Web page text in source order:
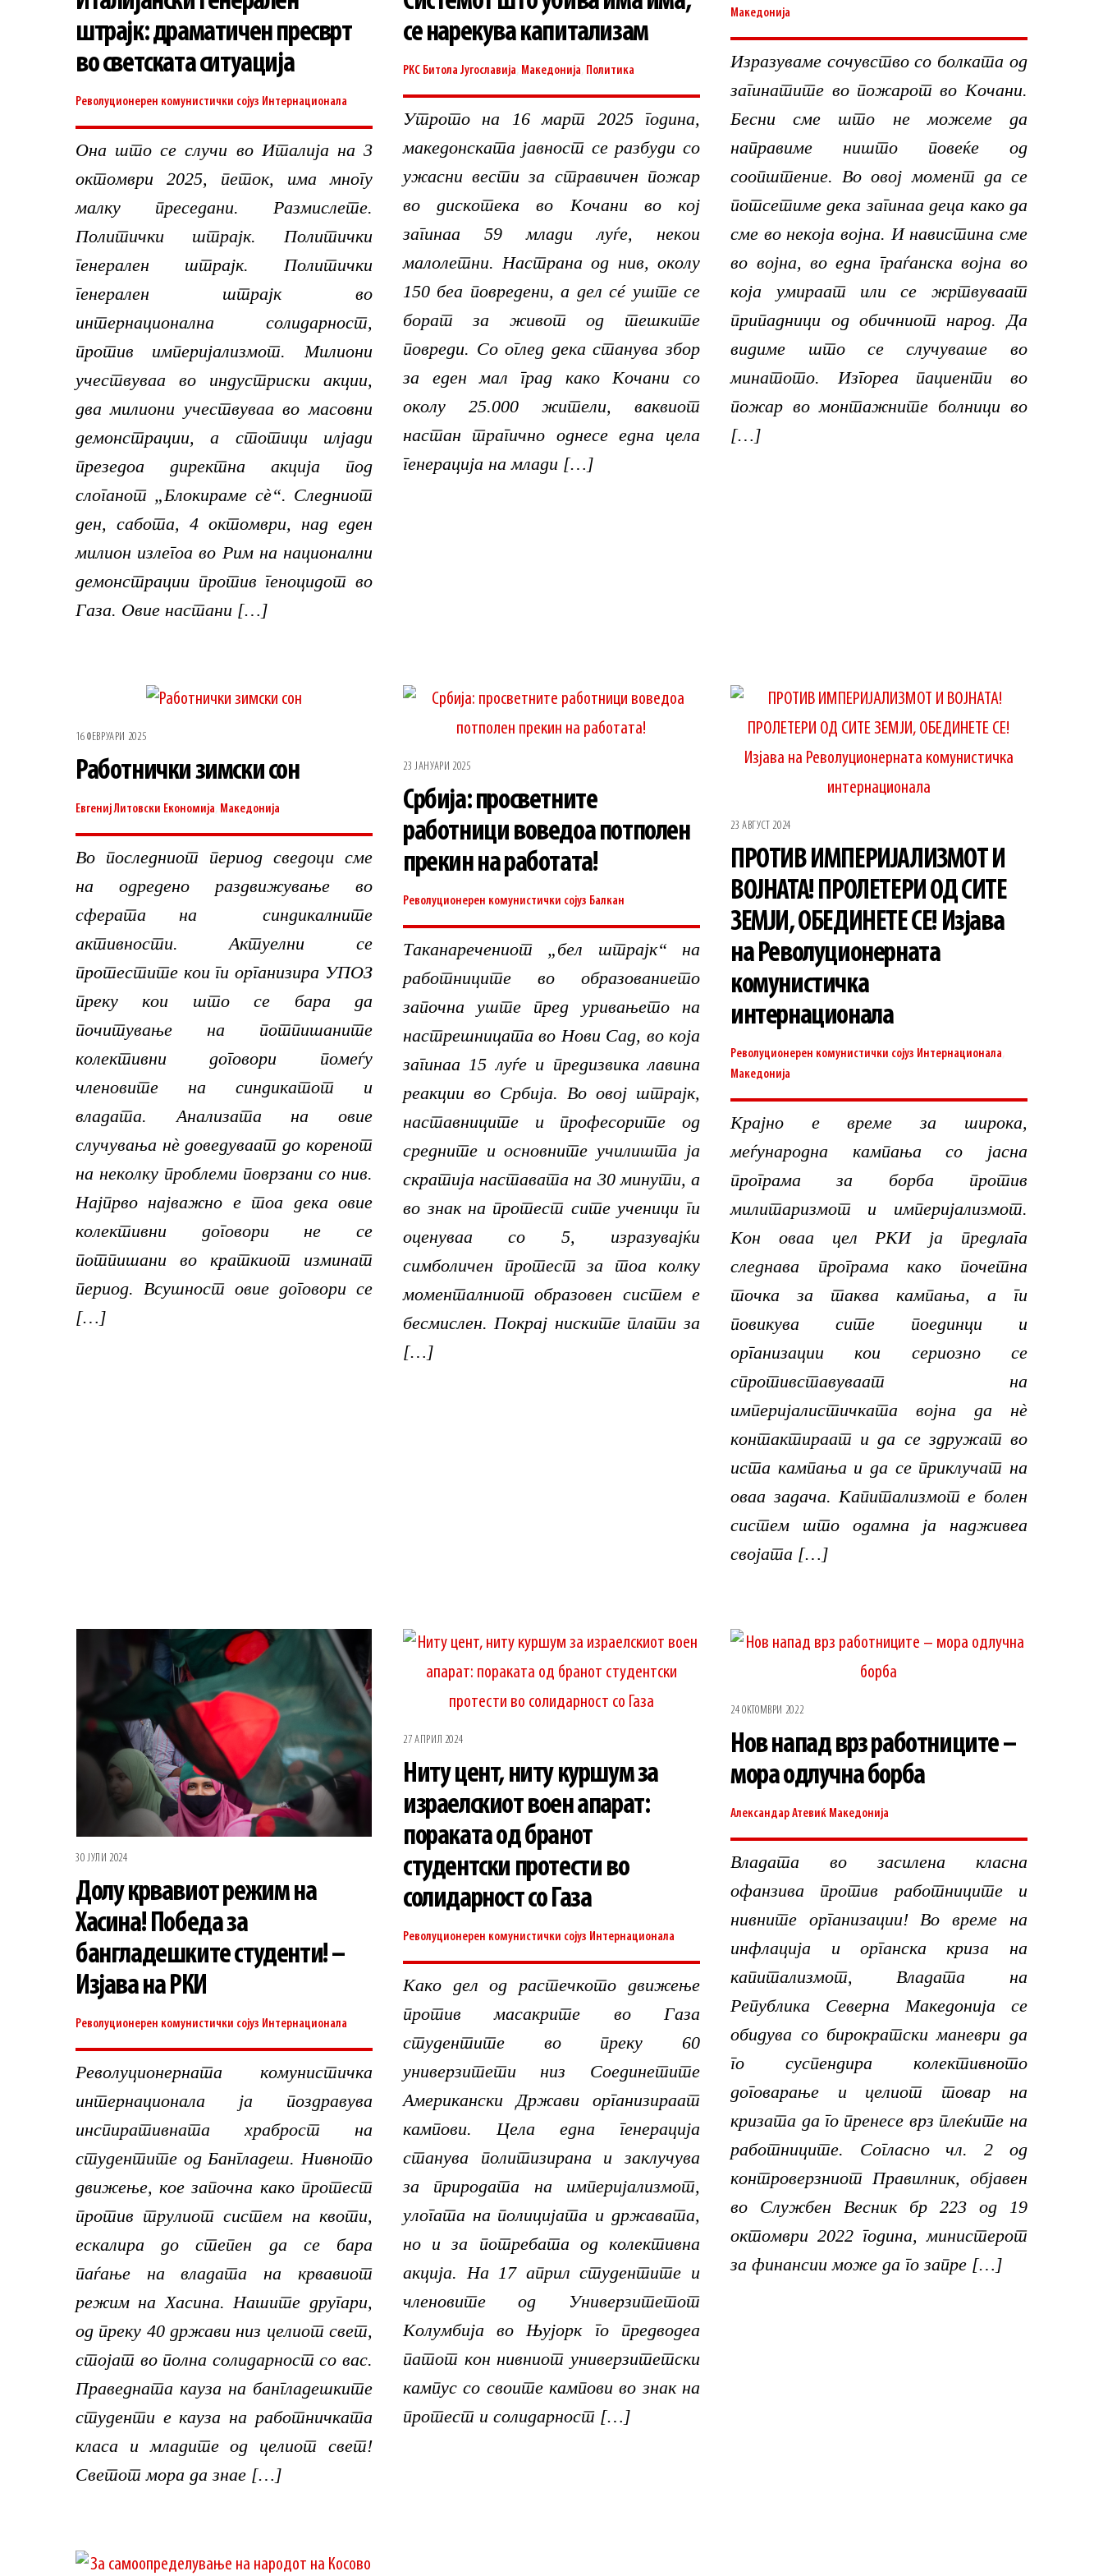
штрајк: драматичен пресврт
во светската ситуација
Револуционерен комунистички сојуз Интернационала
Она што се случи во Италија на 3
октомври 2025, петок, има многу
малку преседани. Размислете.
Политички штрајк. Политички
генерален штрајк. Политички
генерален штрајк во
интернационална солидарност,
против империјализмот. Милиони
учествуваа во индустриски акции,
два милиони учествуваа во масовни
демонстрации, а стотици илјади
презедоа директна акција под
слоганот „Блокираме сè“. Следниот
ден, сабота, 4 октомври, над еден
милион излегоа во Рим на национални
демонстрации против геноцидот во
Газа. Овие настани […]
се нарекува капитализам
РКС Битола Југославија Македонија Политика
Утрото на 16 март 2025 година,
македонската јавност се разбуди со
ужасни вести за стравичен пожар
во дискотека во Кочани во кој
загинаа 59 млади луѓе, некои
малолетни. Настрана од нив, околу
150 беа повредени, а дел сé уште се
борат за живот од тешките
повреди. Со оглед дека станува збор
за еден мал град како Кочани со
околу 25.000 жители, ваквиот
настан трагично однесе една цела
генерација на млади […]
Македонија
Изразуваме сочувство со болката од
загинатите во пожарот во Кочани.
Бесни сме што не можеме да
направиме ништо повеќе од
соопштение. Во овој момент да се
потсетиме дека загинаа деца како да
сме во некоја војна. И навистина сме
во војна, во една граѓанска војна во
која умираат или се жртвуваат
припадници од обичниот народ. Да
видиме што се случуваше во
минатото. Изгореа пациенти во
пожар во монтажните болници во
[…]
16 ФЕВРУАРИ 2025
Работнички зимски сон
Евгениј Литовски Економија Македонија
Во последниот период сведоци сме
на одредено раздвижување во
сферата на синдикалните
активности. Актуелни се
протестите кои ги организира УПОЗ
преку кои што се бара да
почитување на потпишаните
колективни договори помеѓу
членовите на синдикатот и
владата. Анализата на овие
случувања нѐ доведуваат до коренот
на неколку проблеми поврзани со нив.
Најпрво најважно е тоа дека овие
колективни договори не се
потпишани во краткиот изминат
период. Всушност овие договори се
[…]
23 ЈАНУАРИ 2025
Србија: просветните
работници воведоа потполен
прекин на работата!
Револуционерен комунистички сојуз Балкан
Таканаречениот „бел штрајк“ на
работниците во образованието
започна уште пред уривањето на
настрешницата во Нови Сад, во која
загинаа 15 луѓе и предизвика лавина
реакции во Србија. Во овој штрајк,
наставниците и професорите од
средните и основните училишта ја
скратија наставата на 30 минути, а
во знак на протест сите ученици ги
оценуваа со 5, изразувајќи
симболичен протест за тоа колку
моменталниот образовен систем е
бесмислен. Покрај ниските плати за
[…]
23 АВГУСТ 2024
ПРОТИВ ИМПЕРИЈАЛИЗМОТ И
ВОЈНАТА! ПРОЛЕТЕРИ ОД СИТЕ
ЗЕМЈИ, ОБЕДИНЕТЕ СЕ! Изјава
на Револуционерната
комунистичка
интернационала
Револуционерен комунистички сојуз Интернационала
Македонија
Крајно е време за широка,
меѓународна кампања со јасна
програма за борба против
милитаризмот и империјализмот.
Кон оваа цел РКИ ја предлага
следнава програма како почетна
точка за таква кампања, а ги
повикува сите поединци и
организации кои сериозно се
спротивставуваат на
империјалистичката војна да нѐ
контактираат и да се здружат во
иста кампања и да се приклучат на
оваа задача. Капитализмот е болен
систем што одамна ја надживеа
својата […]
30 ЈУЛИ 2024
Долу крвавиот режим на
Хасина! Победа за
бангладешките студенти! –
Изјава на РКИ
Револуционерен комунистички сојуз Интернационала
Револуционерната комунистичка
интернационала ја поздравува
инспиративната храброст на
студентите од Бангладеш. Нивното
движење, кое започна како протест
против трулиот систем на квоти,
ескалира до степен да се бара
паѓање на владата на крвавиот
режим на Хасина. Нашите другари,
од преку 40 држави низ целиот свет,
стојат во полна солидарност со вас.
Праведната кауза на бангладешките
студенти е кауза на работничката
класа и младите од целиот свет!
Светот мора да знае […]
27 АПРИЛ 2024
Ниту цент, ниту куршум за
израелскиот воен апарат:
пораката од бранот
студентски протести во
солидарност со Газа
Револуционерен комунистички сојуз Интернационала
Како дел од растечкото движење
против масакрите во Газа
студентите во преку 60
универзитети низ Соединетите
Американски Држави oрганизираат
кампови. Цела една генерација
станува политизирана и заклучува
за природата на империјализмот,
улогата на полицијата и државата,
но и за потребата од колективна
акција. На 17 април студентите и
членовите од Универзитетот
Колумбија во Њујорк го предводеа
патот кон нивниот универзитетски
кампус со своите кампови во знак на
протест и солидарност […]
24 ОКТОМВРИ 2022
Нов напад врз работниците –
мора одлучна борба
Александар Атевиќ Македонија
Владата во засилена класна
офанзива против работниците и
нивните организации! Во време на
инфлација и органска криза на
капитализмот, Владата на
Република Северна Македонија се
обидува со бирократски маневри да
го суспендира колективното
договарање и целиот товар на
кризата да го пренесе врз плеќите на
работниците. Согласно чл. 2 од
контроверзниот Правилник, објавен
во Службен Весник бр 223 од 19
октомври 2022 година, министерот
за финансии може да го запре […]